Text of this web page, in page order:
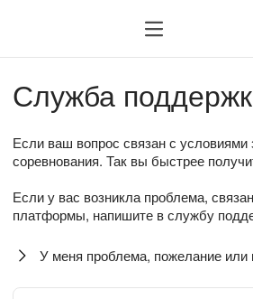
Служба
Если ваш вопрос связан с условиями
соревнования. Так вы быстрее
Если у вас возникла проблема,
платформы, напишите в службу
У меня проблема, пожелание или